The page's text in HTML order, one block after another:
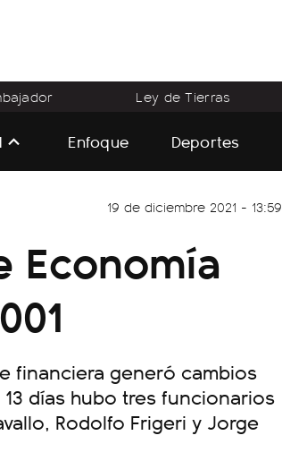
Ley de Tierras
Enfoque Deportes
19 de diciembre 2021 - 13:59
Economía
financiera generó cambios
días hubo tres funcionarios
Rodolfo Frigeri y Jorge